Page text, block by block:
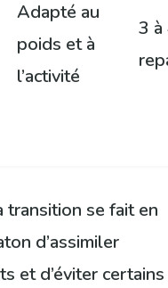
Adapté au
poids et à
l’activité
3 à
transition se fait en
d’assimiler
et d’éviter certains